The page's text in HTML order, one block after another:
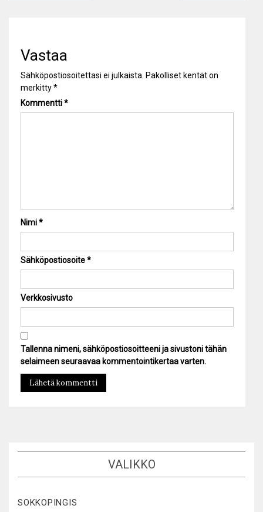
post:
post:
Vastaa
Sähköpostiosoitettasi ei julkaista. Pakolliset kentät on
merkitty*
Kommentti*
Nimi*
Sähköpostiosoite*
Verkkosivusto
Tallenna nimeni, sähköpostiosoitteeni ja sivustoni tähän
selaimeen seuraavaa kommentointikertaa varten.
VALIKKO
SOKKOPINGIS